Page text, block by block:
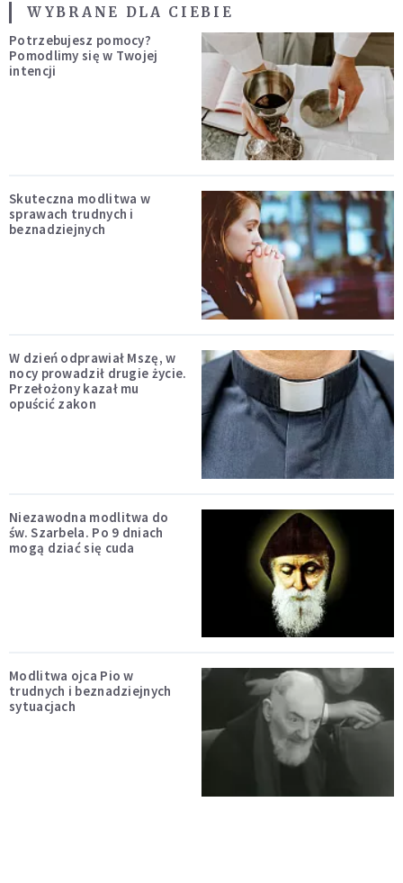
WYBRANE DLA CIEBIE
Potrzebujesz pomocy?
Pomodlimy się w Twojej
intencji
Skuteczna modlitwa w
sprawach trudnych i
beznadziejnych
W dzień odprawiał Mszę, w
nocy prowadził drugie życie.
Przełożony kazał mu
opuścić zakon
Niezawodna modlitwa do
św. Szarbela. Po 9 dniach
mogą dziać się cuda
Modlitwa ojca Pio w
trudnych i beznadziejnych
sytuacjach